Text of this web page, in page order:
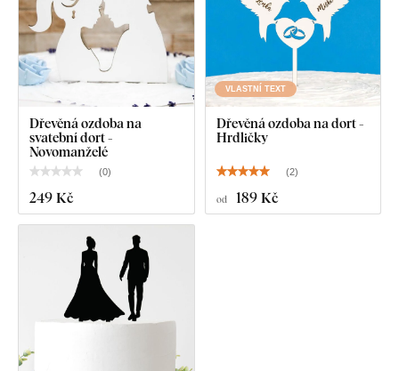
Dřevěná ozdoba na
svatební dort -
Novomanželé
(0)
249 Kč
VLASTNÍ TEXT
Dřevěná ozdoba na dort -
Hrdličky
(2)
od 189 Kč